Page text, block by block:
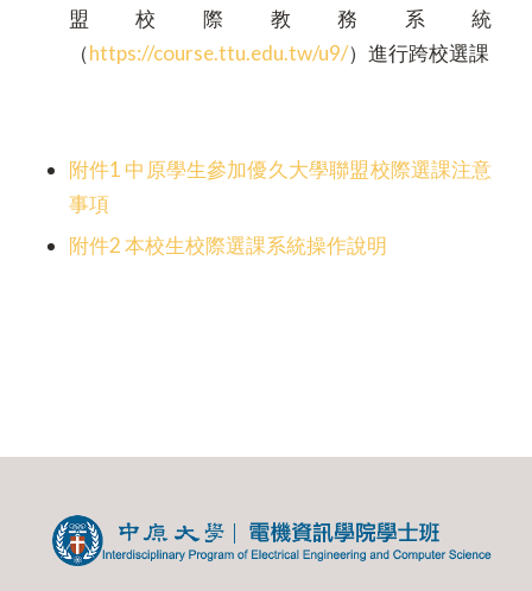
盟校際教務系統
（https://course.ttu.edu.tw/u9/）進行跨校選課
附件1 中原學生參加優久大學聯盟校際選課注意
事項
附件2 本校生校際選課系統操作說明